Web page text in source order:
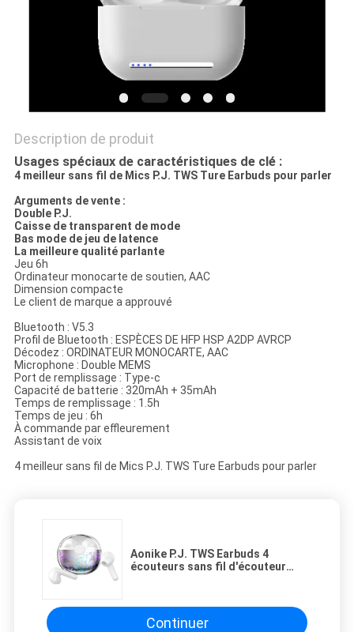
Description de produit
Usages spéciaux de caractéristiques de clé :
4 meilleur sans fil de Mics P.J. TWS Ture Earbuds pour parler
Arguments de vente :
Double P.J.
Caisse de transparent de mode
Bas mode de jeu de latence
La meilleure qualité parlante
Jeu 6h
Ordinateur monocarte de soutien, AAC
Dimension compacte
Le client de marque a approuvé
Bluetooth : V5.3
Profil de Bluetooth : ESPÈCES DE HFP HSP A2DP AVRCP
Décodez : ORDINATEUR MONOCARTE, AAC
Microphone : Double MEMS
Port de remplissage : Type-c
Capacité de batterie : 320mAh + 35mAh
Temps de remplissage : 1.5h
Temps de jeu : 6h
À commande par effleurement
Assistant de voix
4 meilleur sans fil de Mics P.J. TWS Ture Earbuds pour parler
Aonike P.J. TWS Earbuds 4
écouteurs sans fil d'écouteur
Continuer